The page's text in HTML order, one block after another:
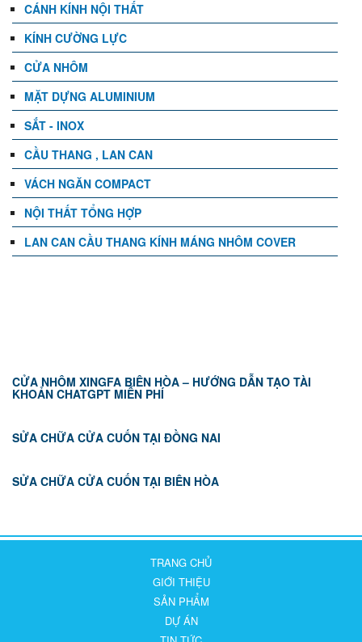
CÁNH KÍNH NỘI THẤT
KÍNH CƯỜNG LỰC
CỬA NHÔM
MẶT DỰNG ALUMINIUM
SẮT - INOX
CẦU THANG , LAN CAN
VÁCH NGĂN COMPACT
NỘI THẤT TỔNG HỢP
LAN CAN CẦU THANG KÍNH MÁNG NHÔM COVER
CỬA NHÔM XINGFA BIÊN HÒA – HƯỚNG DẪN TẠO TÀI
KHOẢN CHATGPT MIỄN PHÍ
SỬA CHỮA CỬA CUỐN TẠI ĐỒNG NAI
SỬA CHỮA CỬA CUỐN TẠI BIÊN HÒA
TRANG CHỦ
GIỚI THIỆU
SẢN PHẨM
DỰ ÁN